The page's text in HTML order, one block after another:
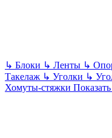
↳ Блоки ↳ Ленты ↳
Такелаж ↳ Уголки ↳
Хомуты-стяжки